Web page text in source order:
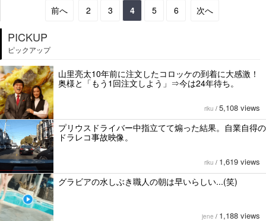
前へ 2 3 4 5 6 次へ
PICKUP
ピックアップ
山里亮太10年前に注文したコロッケの到着に大感激！
奥様と「もう1回注文しよう」⇒今は24年待ち。
riku / 5,108 views
プリウスドライバー中指立てて煽った結果。自業自得の
ドラレコ事故映像。
riku / 1,619 views
グラビアの水しぶき職人の朝は早いらしい...(笑)
jene / 1,188 views